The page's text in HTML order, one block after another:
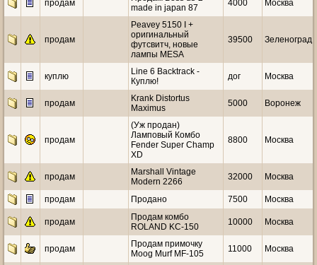
продам
made in japan 87
4000 Москва
продам
Peavey 5150 I +
оригинальный
футсвитч, новые
лампы MESA
39500 Зеленоград
куплю
Line 6 Backtrack -
Куплю!
дог Москва
продам
Krank Distortus
Maximus
5000 Воронеж
продам
(Уж продан)
Ламповый Комбо
Fender Super Champ
XD
8800 Москва
продам
Marshall Vintage
Modern 2266
32000 Москва
продам Продано 7500 Москва
продам
Продам комбо
ROLAND KC-150
10000 Москва
продам
Продам примочку
Moog Murf MF-105
11000 Москва